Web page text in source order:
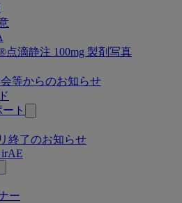
点滴静注 100mg 製剤写真
等からのお知らせ
ト
終了のお知らせ
irAE
ー